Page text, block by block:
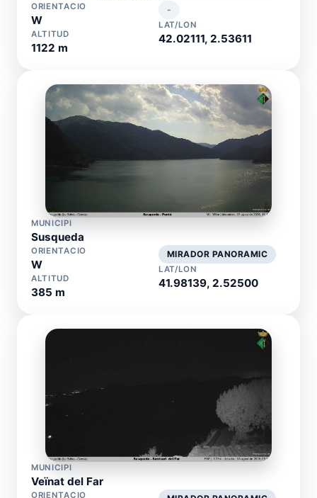
ORIENTACIO
W
ALTITUD
1122 m
-
LAT/LON
42.02111, 2.53611
MUNICIPI
Susqueda
ORIENTACIO
W
ALTITUD
385 m
MIRADOR PANORAMIC
LAT/LON
41.98139, 2.52500
MUNICIPI
Veïnat del Far
ORIENTACIO